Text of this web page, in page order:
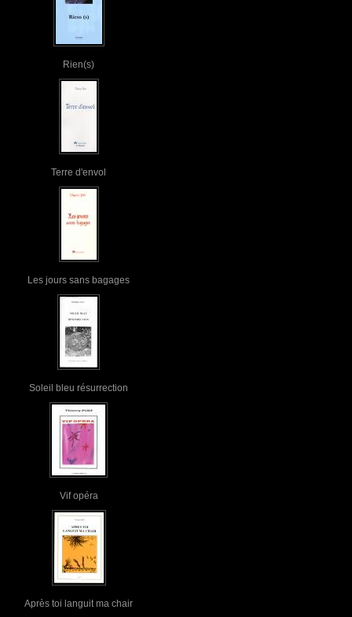
Rien(s)
Terre d'envol
Les jours sans bagages
Soleil bleu résurrection
Vif opéra
Après toi languit ma chair